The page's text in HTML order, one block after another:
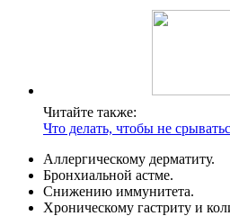
Читайте также:
Что делать, чтобы не
Аллергическому дерматиту.
Бронхиальной астме.
Снижению иммунитета.
Хроническому гастриту и